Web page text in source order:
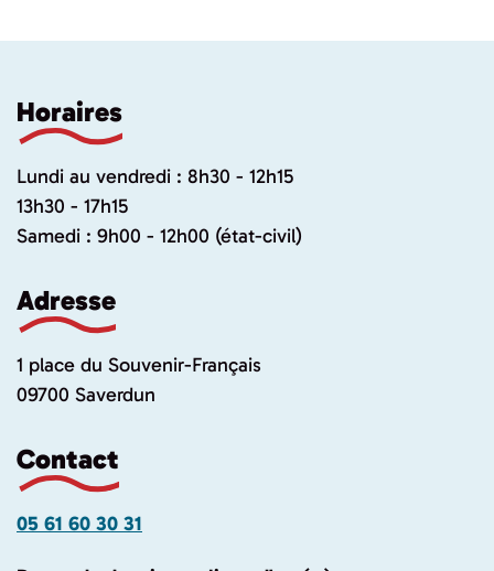
Horaires
Lundi au vendredi : 8h30 - 12h15
13h30 - 17h15
Samedi : 9h00 - 12h00 (état-civil)
Adresse
1 place du Souvenir-Français
09700 Saverdun
Contact
05 61 60 30 31